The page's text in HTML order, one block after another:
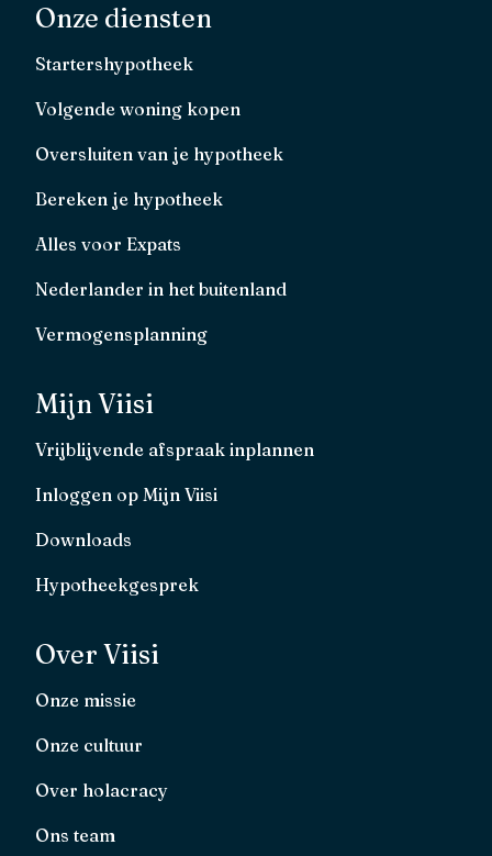
Onze diensten
Startershypotheek
Volgende woning kopen
Oversluiten van je hypotheek
Bereken je hypotheek
Alles voor Expats
Nederlander in het buitenland
Vermogensplanning
Mijn Viisi
Vrijblijvende afspraak inplannen
Inloggen op Mijn Viisi
Downloads
Hypotheekgesprek
Over Viisi
Onze missie
Onze cultuur
Over holacracy
Ons team